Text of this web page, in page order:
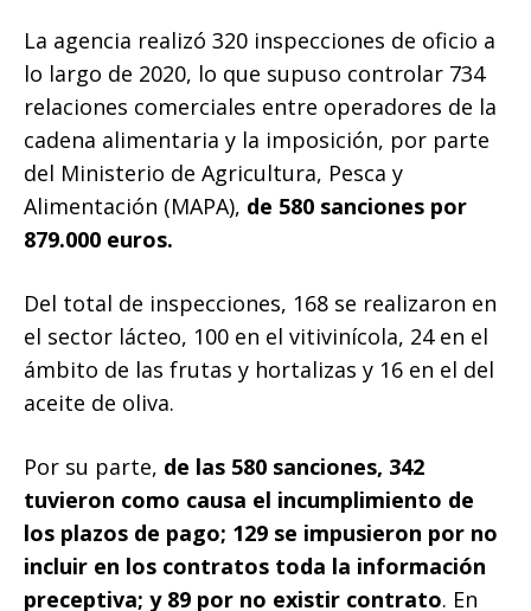
La agencia realizó 320 inspecciones de oficio a
lo largo de 2020, lo que supuso controlar 734
relaciones comerciales entre operadores de la
cadena alimentaria y la imposición, por parte
del Ministerio de Agricultura, Pesca y
Alimentación (MAPA), de 580 sanciones por
879.000 euros.
Del total de inspecciones, 168 se realizaron en
el sector lácteo, 100 en el vitivinícola, 24 en el
ámbito de las frutas y hortalizas y 16 en el del
aceite de oliva.
Por su parte, de las 580 sanciones, 342
tuvieron como causa el incumplimiento de
los plazos de pago; 129 se impusieron por no
incluir en los contratos toda la información
preceptiva; y 89 por no existir contrato. En